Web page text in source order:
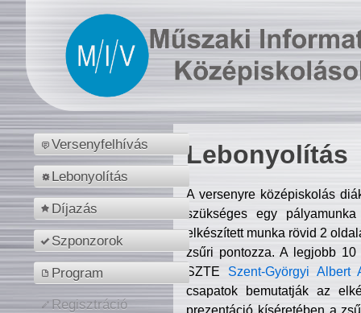
Versenyfelhívás
Lebonyolítás
Díjazás
Szponzorok
Program
Regisztráció
Lebonyolítás
A versenyre középiskolás
szükséges egy
elkészített munka rövid 2
zsűri pontozza. A legjobb
SZTE Szent-Györgyi Albert
csapatok bemutatják az
prezentáció kíséretében a